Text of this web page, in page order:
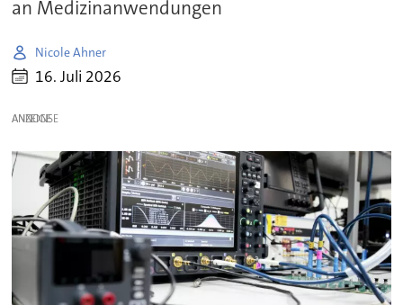
an Medizinanwendungen
Nicole Ahner
16. Juli 2026
ANZEIGE